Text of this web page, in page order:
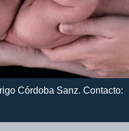
Córdoba Sanz. Contacto: